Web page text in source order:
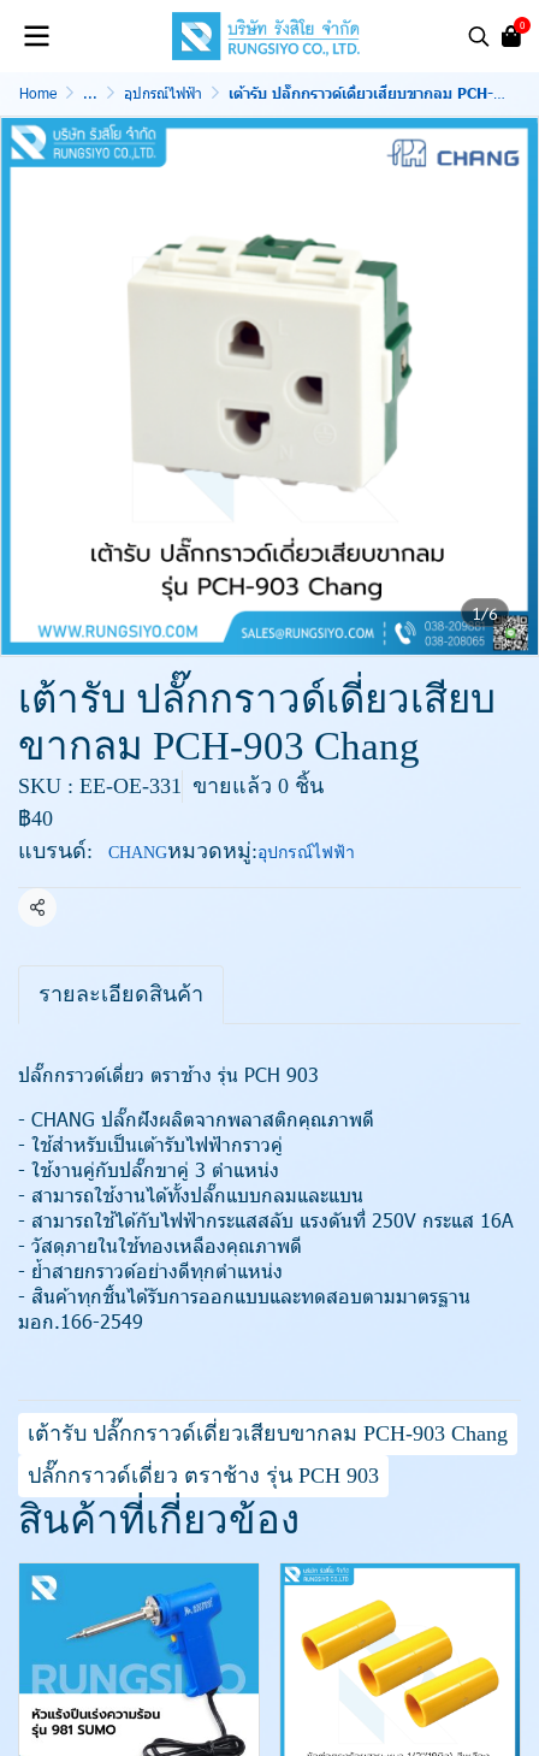
0
Home ... อุปกรณ์ไฟฟ้า เต้ารับ ปลั๊กกราวด์เดี่ยวเสียบขากลม PCH-903 Chang
1/6
เต้ารับ ปลั๊กกราวด์เดี่ยวเสียบ
ขากลม PCH-903 Chang
SKU : EE-OE-331 ขายแล้ว 0 ชิ้น
฿40
แบรนด์:
CHANGหมวดหมู่:อุปกรณ์ไฟฟ้า
แชร์
รายละเอียดสินค้า
ปลั๊กกราวด์เดี่ยว ตราช้าง รุ่น PCH 903
- CHANG ปลั๊กฝังผลิตจากพลาสติกคุณภาพดี
- ใช้สำหรับเป็นเต้ารับไฟฟ้ากราวคู่
- ใช้งานคู่กับปลั๊กขาคู่ 3 ตำแหน่ง
- สามารถใช้งานได้ทั้งปลั๊กแบบกลมและแบน
- สามารถใช้ได้กับไฟฟ้ากระแสสลับ แรงดันที่ 250V กระแส 16A
- วัสดุภายในใช้ทองเหลืองคุณภาพดี
- ย้ำสายกราวด์อย่างดีทุกตำแหน่ง
- สินค้าทุกชิ้นได้รับการออกแบบและทดสอบตามมาตรฐาน
มอก.166-2549
เต้ารับ ปลั๊กกราวด์เดี่ยวเสียบขากลม PCH-903 Chang
ปลั๊กกราวด์เดี่ยว ตราช้าง รุ่น PCH 903
สินค้าที่เกี่ยวข้อง